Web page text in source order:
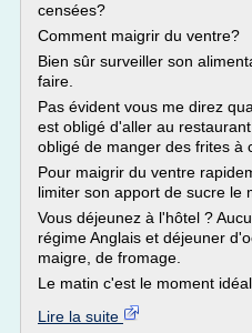
censées?
Comment maigrir du ventre?
Bien sûr surveiller son
faire.
Pas évident vous me direz
est obligé d'aller au
obligé de manger des frites à
Pour maigrir du ventre
limiter son apport de sucre le
Vous déjeunez à l'hôtel ?
régime Anglais et déjeuner
maigre, de fromage.
Le matin c'est le moment
Lire la suite